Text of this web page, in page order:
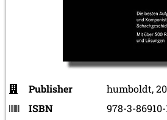
Publisher
humboldt,
ISBN
978-3-